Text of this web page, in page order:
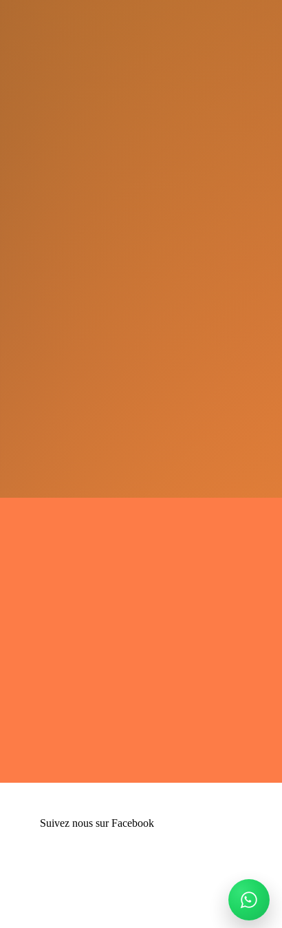
Suivez nous sur Facebook